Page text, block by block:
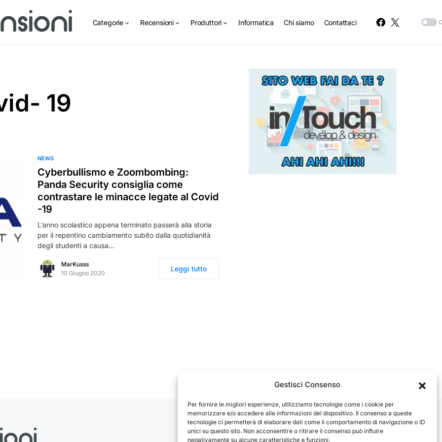
Gestisci Consenso
Per fornire le migliori esperienze, utilizziamo tecnologie come i cookie per
memorizzare e/o accedere alle informazioni del dispositivo. Il consenso a queste
tecnologie ci permetterà di elaborare dati come il comportamento di navigazione o ID
unici su questo sito. Non acconsentire o ritirare il consenso può influire
negativamente su alcune caratteristiche e funzioni.
Categorie Recensioni Produttori Informatica Chi siamo Contattaci
19
NEWS
Cyberbullismo e Zoombombing:
Panda Security consiglia come
contrastare le minacce legate al Covid
-19
L’anno scolastico appena terminato passerà alla storia
per il repentino cambiamento subito dalla quotidianità
degli studenti a causa…
MarKusss
10 Giugno 2020
Leggi tutto